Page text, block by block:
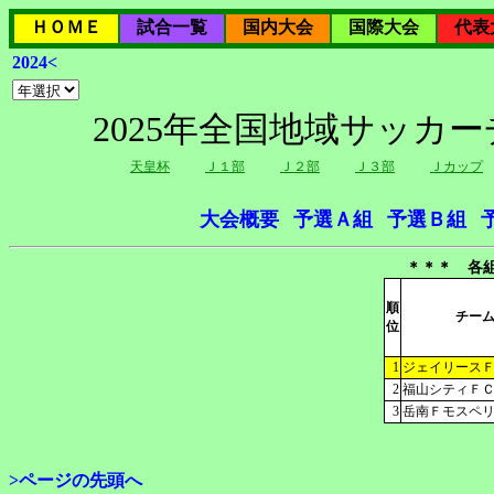
ＨＯＭＥ 試合一覧 国内大会 国際大会
代表
2024<
2025年全国地域サッカ
天皇杯 Ｊ１部 Ｊ２部 Ｊ３部 Ｊカップ
大会概要 予選Ａ組 予選Ｂ組
＊＊＊ 各
順
位
チー
1 ジェイリース
2 福山シティＦ
3 岳南Ｆモスペ
>ページの先頭へ